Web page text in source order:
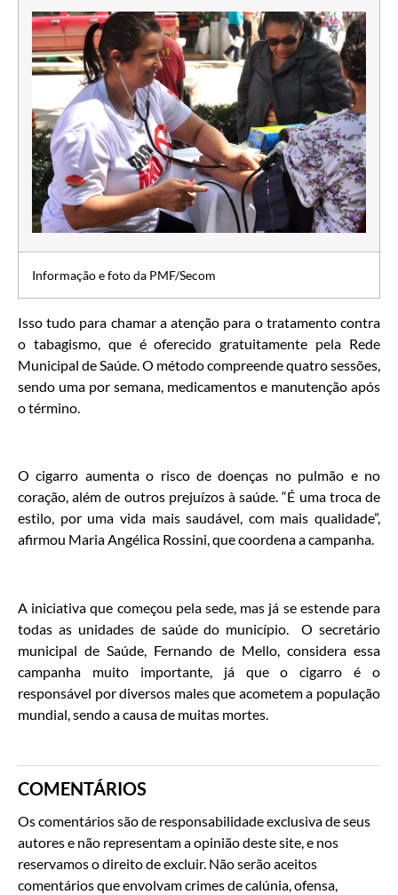
Informação e foto da PMF/Secom
Isso tudo para chamar a atenção para o tratamento contra
o tabagismo, que é oferecido gratuitamente pela Rede
Municipal de Saúde. O método compreende quatro sessões,
sendo uma por semana, medicamentos e manutenção após
o término.
O cigarro aumenta o risco de doenças no pulmão e no
coração, além de outros prejuízos à saúde. “É uma troca de
estilo, por uma vida mais saudável, com mais qualidade”,
afirmou Maria Angélica Rossini, que coordena a campanha.
A iniciativa que começou pela sede, mas já se estende para
todas as unidades de saúde do município. O secretário
municipal de Saúde, Fernando de Mello, considera essa
campanha muito importante, já que o cigarro é o
responsável por diversos males que acometem a população
mundial, sendo a causa de muitas mortes.
COMENTÁRIOS
Os comentários são de responsabilidade exclusiva de seus
autores e não representam a opinião deste site, e nos
reservamos o direito de excluir. Não serão aceitos
comentários que envolvam crimes de calúnia, ofensa,